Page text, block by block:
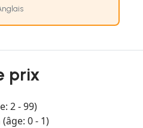
prix
2 - 99)
0 - 1)